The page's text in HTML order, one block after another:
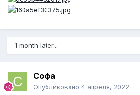
1 month later...
Софа
Опубликовано 4 апреля, 2022